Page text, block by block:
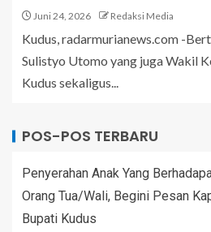
Juni 24, 2026 Redaksi Media
Kudus, radarmurianews.com -
Sulistyo Utomo yang juga Wakil
Kudus sekaligus...
POS-POS TERBARU
Penyerahan Anak Yang
Orang Tua/Wali, Begini Pesan
Bupati Kudus